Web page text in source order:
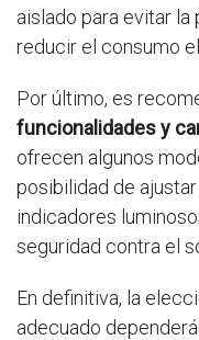
aislado para evitar la
reducir el consumo
Por último, es
funcionalidades y
ofrecen algunos
posibilidad de
indicadores
seguridad contra el
En definitiva, la
adecuado